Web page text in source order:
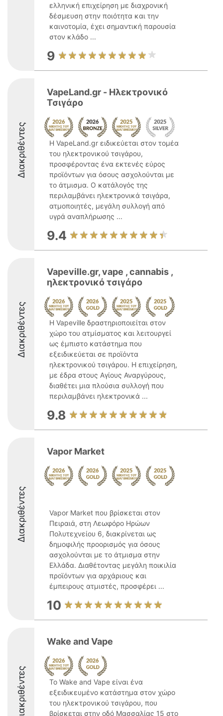
ελληνική επιχείρηση με διαχρονική
δέσμευση στην ποιότητα και την
καινοτομία, έχει σημαντική παρουσία
στον κλάδο ...
9
Διακριθέντες
VapeLand.gr - Ηλεκτρονικό
Τσιγάρο
Η VapeLand.gr ειδικεύεται στον τομέα
του ηλεκτρονικού τσιγάρου,
προσφέροντας ένα εκτενές εύρος
προϊόντων για όσους ασχολούνται με
το άτμισμα. Ο κατάλογός της
περιλαμβάνει ηλεκτρονικά τσιγάρα,
ατμοποιητές, μεγάλη συλλογή από
υγρά αναπλήρωσης ...
9.4
Διακριθέντες
Vapeville.gr, vape , cannabis ,
ηλεκτρονικό τσιγάρο
Η Vapeville δραστηριοποιείται στον
χώρο του ατμίσματος και λειτουργεί
ως έμπιστο κατάστημα που
εξειδικεύεται σε προϊόντα
ηλεκτρονικού τσιγάρου. Η επιχείρηση,
με έδρα στους Αγίους Αναργύρους,
διαθέτει μια πλούσια συλλογή που
περιλαμβάνει ηλεκτρονικά ...
9.8
Διακριθέντες
Vapor Market
Vapor Market που βρίσκεται στον
Πειραιά, στη Λεωφόρο Ηρώων
Πολυτεχνείου 6, διακρίνεται ως
δημοφιλής προορισμός για όσους
ασχολούνται με το άτμισμα στην
Ελλάδα. Διαθέτοντας μεγάλη ποικιλία
προϊόντων για αρχάριους και
έμπειρους ατμιστές, προσφέρει ...
10
Διακριθέντες
Wake and Vape
Το Wake and Vape είναι ένα
εξειδικευμένο κατάστημα στον χώρο
του ηλεκτρονικού τσιγάρου, που
βρίσκεται στην οδό Μασσαλίας 15 στο